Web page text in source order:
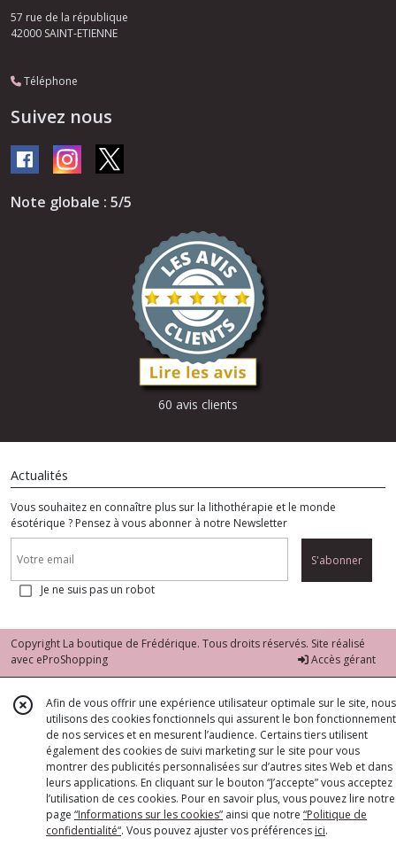
57 rue de la république
42000 SAINT-ETIENNE
Téléphone
Suivez nous
Note globale : 5/5
60 avis clients
Actualités
Vous souhaitez en connaître plus sur la lithothérapie et le monde
ésotérique ? Pensez à vous abonner à notre Newsletter
S'abonner
Je ne suis pas un robot
Copyright La boutique de Frédérique. Tous droits réservés. Site réalisé
avec eProShopping Accès gérant
Afin de vous offrir une expérience utilisateur optimale sur le site, nous
utilisons des cookies fonctionnels qui assurent le bon fonctionnement
de nos services et en mesurent l’audience. Certains tiers utilisent
également des cookies de suivi marketing sur le site pour vous
montrer des publicités personnalisées sur d’autres sites Web et dans
leurs applications. En cliquant sur le bouton “J’accepte” vous acceptez
l’utilisation de ces cookies. Pour en savoir plus, vous pouvez lire notre
page “Informations sur les cookies” ainsi que notre “Politique de
confidentialité“. Vous pouvez ajuster vos préférences ici.